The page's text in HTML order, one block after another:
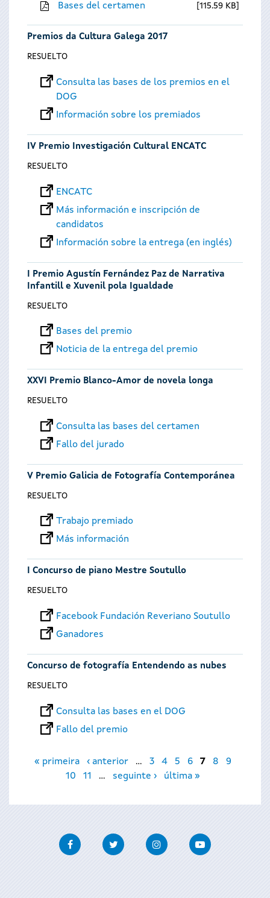
Bases del certamen 115.59 KB
Premios da Cultura Galega 2017
RESUELTO
Consulta las bases de los premios en el
DOG
Información sobre los premiados
IV Premio Investigación Cultural ENCATC
RESUELTO
ENCATC
Más información e inscripción de
candidatos
Información sobre la entrega (en inglés)
I Premio Agustín Fernández Paz de Narrativa
Infantill e Xuvenil pola Igualdade
RESUELTO
Bases del premio
Noticia de la entrega del premio
XXVI Premio Blanco-Amor de novela longa
RESUELTO
Consulta las bases del certamen
Fallo del jurado
V Premio Galicia de Fotografía Contemporánea
RESUELTO
Trabajo premiado
Más información
I Concurso de piano Mestre Soutullo
RESUELTO
Facebook Fundación Reveriano Soutullo
Ganadores
Concurso de fotografía Entendendo as nubes
RESUELTO
Consulta las bases en el DOG
Fallo del premio
Páginas
« primeira ‹ anterior … 3 4 5 6 7 8
9
10
11 … seguinte › última »
FacebookTwitter InstagramYoutube